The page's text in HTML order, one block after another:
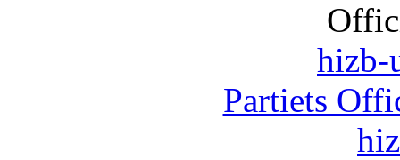
hizb-
Partiets